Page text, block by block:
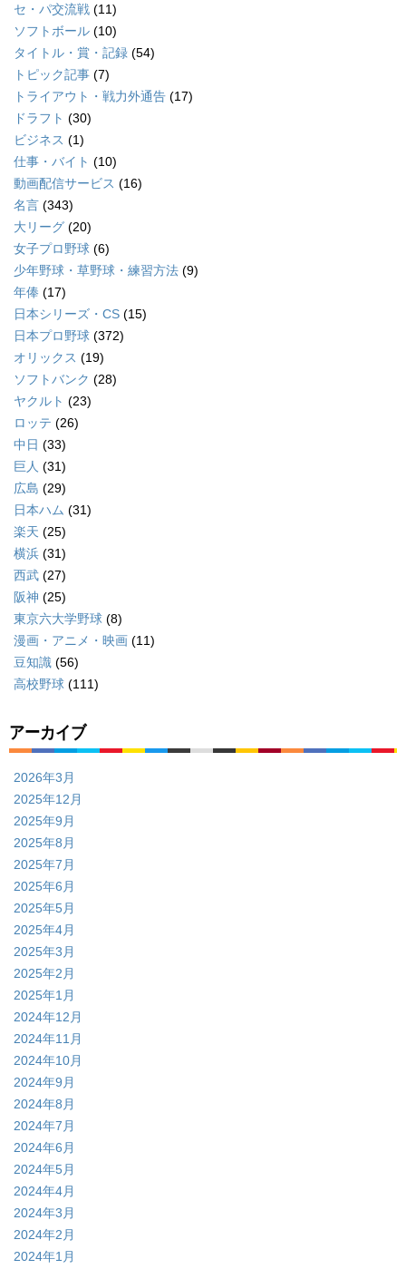
セ・パ交流戦 (11)
ソフトボール (10)
タイトル・賞・記録 (54)
トピック記事 (7)
トライアウト・戦力外通告 (17)
ドラフト (30)
ビジネス (1)
仕事・バイト (10)
動画配信サービス (16)
名言 (343)
大リーグ (20)
女子プロ野球 (6)
少年野球・草野球・練習方法 (9)
年俸 (17)
日本シリーズ・CS (15)
日本プロ野球 (372)
オリックス (19)
ソフトバンク (28)
ヤクルト (23)
ロッテ (26)
中日 (33)
巨人 (31)
広島 (29)
日本ハム (31)
楽天 (25)
横浜 (31)
西武 (27)
阪神 (25)
東京六大学野球 (8)
漫画・アニメ・映画 (11)
豆知識 (56)
高校野球 (111)
アーカイブ
2026年3月
2025年12月
2025年9月
2025年8月
2025年7月
2025年6月
2025年5月
2025年4月
2025年3月
2025年2月
2025年1月
2024年12月
2024年11月
2024年10月
2024年9月
2024年8月
2024年7月
2024年6月
2024年5月
2024年4月
2024年3月
2024年2月
2024年1月